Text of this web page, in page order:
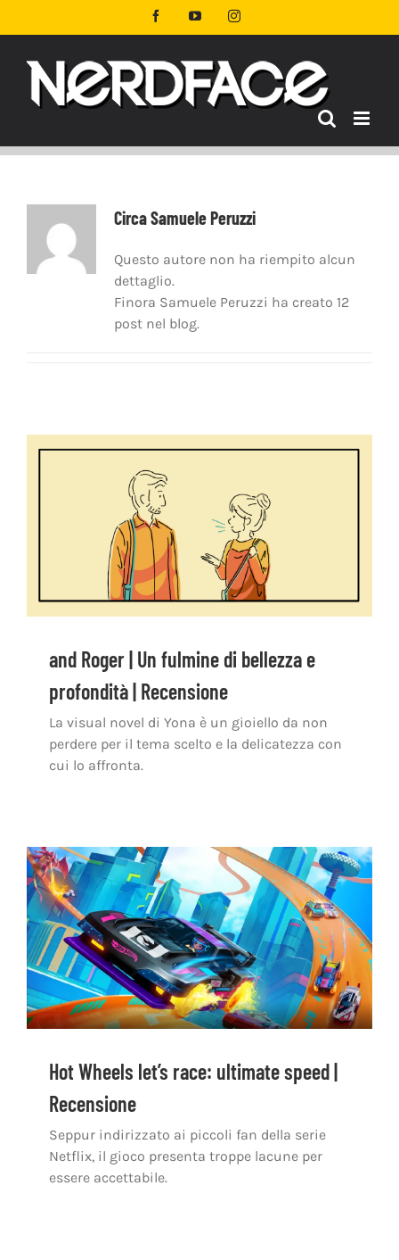
al
FacebookYouTubeInstagram
CircaSamuele Peruzzi
Questo autore non ha riempito alcun
dettaglio.
Finora Samuele Peruzzi ha creato 12
post nel blog.
and Roger | Un fulmine di bellezza e
profondità | Recensione
La visual novel di Yona è un gioiello da non
perdere per il tema scelto e la delicatezza con
cui lo affronta.
Hot Wheels let’s race: ultimate speed |
Recensione
Seppur indirizzato ai piccoli fan della serie
Netflix, il gioco presenta troppe lacune per
essere accettabile.